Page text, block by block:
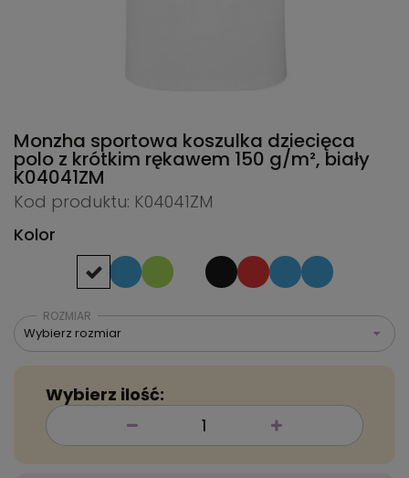
Monzha sportowa koszulka dziecięca
polo z krótkim rękawem 150 g/m², biały
K04041ZM
Kod produktu: K04041ZM
Kolor
ROZMIAR
Wybierz rozmiar
Wybierz ilość: